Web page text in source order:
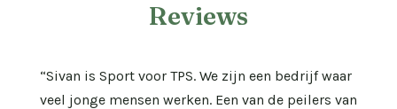
Reviews
“Sivan is Sport voor TPS. We zijn een bedrijf waar
veel jonge mensen werken. Een van de peilers van